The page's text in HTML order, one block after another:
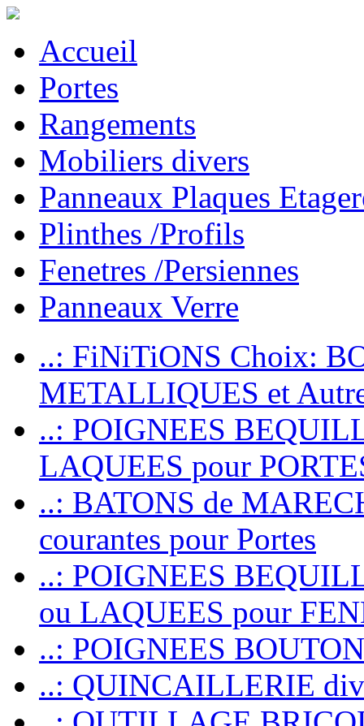
Accueil
Portes
Rangements
Mobiliers divers
Panneaux Plaques
Plinthes /Profils
Fenetres /Persiennes
Panneaux Verre
..: FiNiTiONS Choix:
METALLIQUES et
..: POIGNEES
LAQUEES pour
..: BATONS de
courantes pour Portes
..: POIGNEES
ou LAQUEES pour
..: POIGNEES
..: QUINCAILLERIE